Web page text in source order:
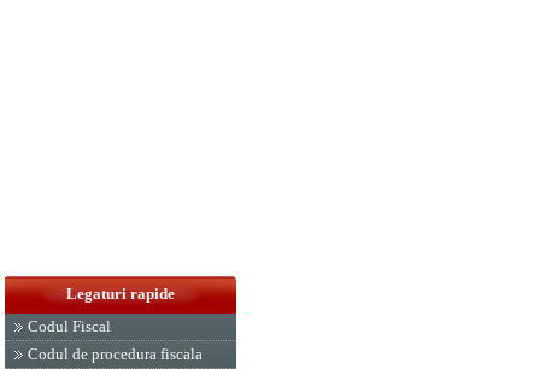
Legaturi rapide
Codul Fiscal
Codul de procedura fiscala